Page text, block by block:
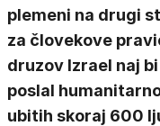
plemeni na drugi
za človekove
druzov Izrael naj
poslal
ubitih skoraj 600